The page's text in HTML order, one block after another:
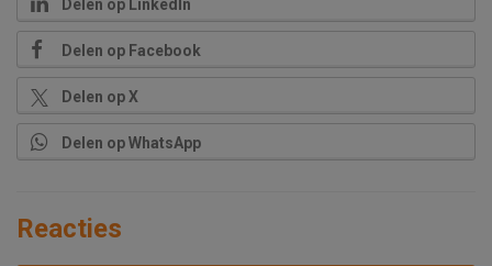
Delen op LinkedIn
Delen op Facebook
Delen op X
Delen op WhatsApp
Reacties